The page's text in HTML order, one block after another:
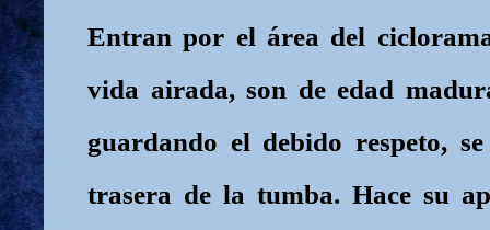
Entran por el área del
vida airada, son de edad
guardando el debido respeto,
trasera de la tumba. Hace su